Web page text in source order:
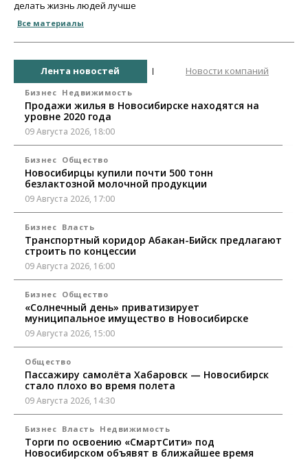
делать жизнь людей лучше
Все материалы
Лента новостей Новости компаний
Бизнес Недвижимость
Продажи жилья в Новосибирске находятся на
уровне 2020 года
09 Августа 2026, 18:00
Бизнес Общество
Новосибирцы купили почти 500 тонн
безлактозной молочной продукции
09 Августа 2026, 17:00
Бизнес Власть
Транспортный коридор Абакан-Бийск предлагают
строить по концессии
09 Августа 2026, 16:00
Бизнес Общество
«Солнечный день» приватизирует
муниципальное имущество в Новосибирске
09 Августа 2026, 15:00
Общество
Пассажиру самолёта Хабаровск — Новосибирск
стало плохо во время полета
09 Августа 2026, 14:30
Бизнес Власть Недвижимость
Торги по освоению «СмартСити» под
Новосибирском объявят в ближайшее время